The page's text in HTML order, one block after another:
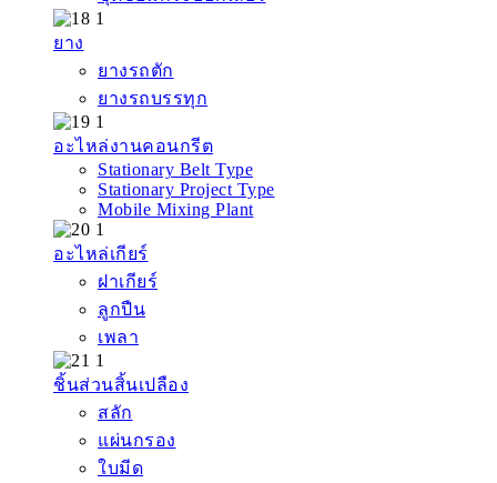
ยาง
ยางรถตัก
ยางรถบรรทุก
อะไหล่งานคอนกรีต
Stationary Belt Type
Stationary Project Type
Mobile Mixing Plant
อะไหล่เกียร์
ฝาเกียร์
ลูกปืน
เพลา
ชิ้นส่วนสิ้นเปลือง
สลัก
แผ่นกรอง
ใบมีด